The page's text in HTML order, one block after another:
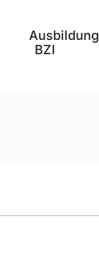
Ausbildung
BZI